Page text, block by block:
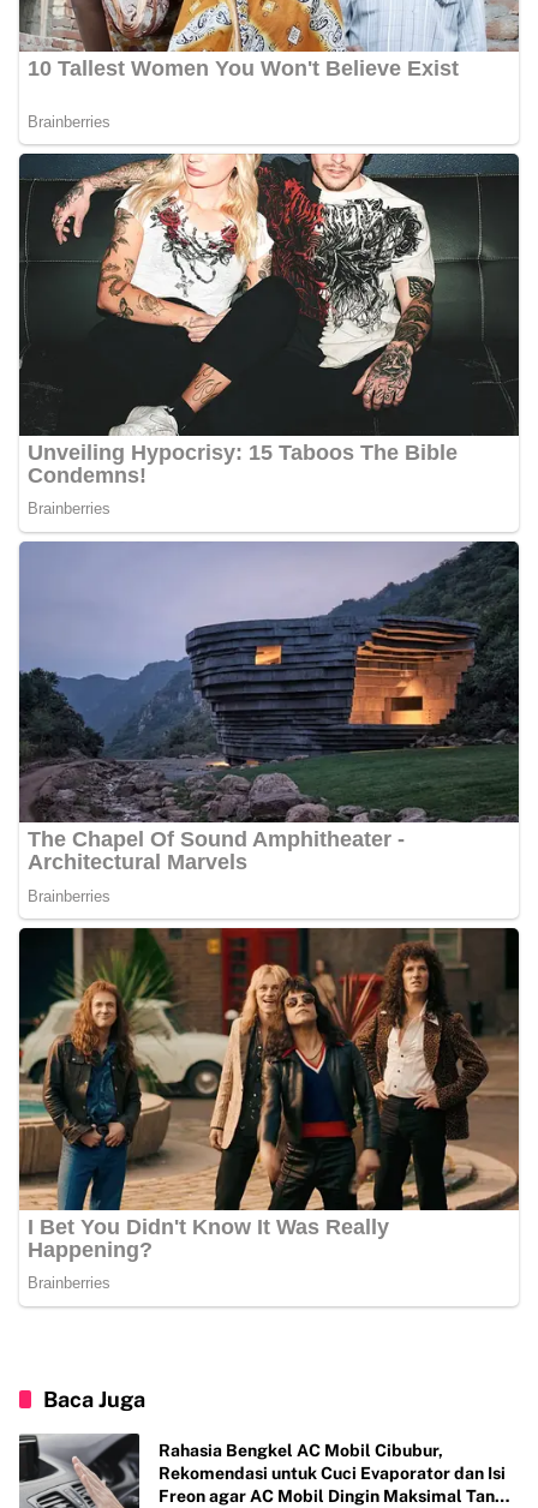
Baca Juga
Rahasia Bengkel AC Mobil Cibubur,
Rekomendasi untuk Cuci Evaporator dan Isi
Freon agar AC Mobil Dingin Maksimal Tanpa